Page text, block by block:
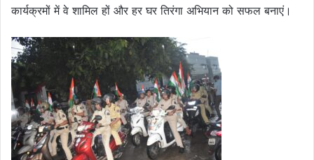
कार्यक्रमों में वे शामिल हों और हर घर तिरंगा अभियान को सफल बनाएं।